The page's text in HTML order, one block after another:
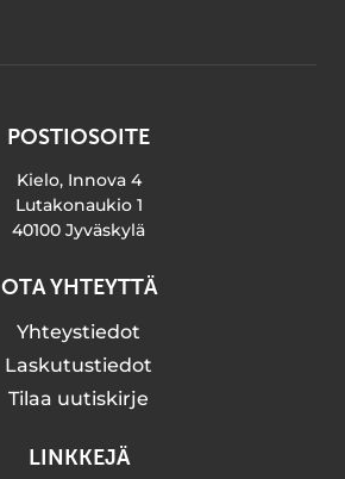
POSTIOSOITE
Kielo, Innova 4
Lutakonaukio 1
40100 Jyväskylä
OTA YHTEYTTÄ
Yhteystiedot
Laskutustiedot
Tilaa uutiskirje
LINKKEJÄ